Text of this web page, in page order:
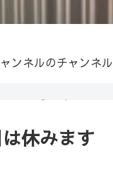
ンネルのチャンネル
（ブログ）
休みます